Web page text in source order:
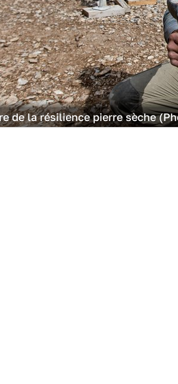
de la résilience pierre sèche